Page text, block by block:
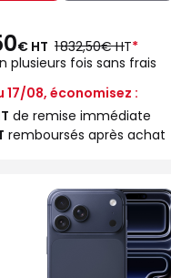
€ HT au
lieu
de
1 832,50€ HT*
plusieurs fois sans frais
17/08, économisez :
de remise immédiate
remboursés après achat